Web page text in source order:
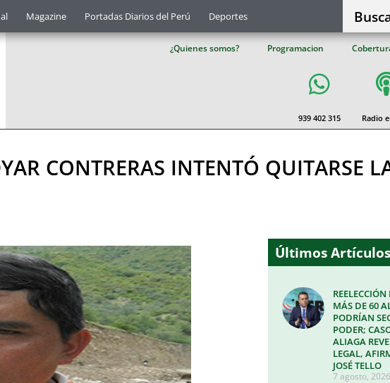
Magazine Portadas Diarios del Perú Deportes
¿Quienes somos? Programacion
939 402 315 Radio
CONTRERAS INTENTÓ QUITARSE
Últimos Artículos
MÁS DE 60
PODRÍAN
PODER;
ALIAGA
LEGAL,
JOSÉ TELLO
7 agosto, 2026